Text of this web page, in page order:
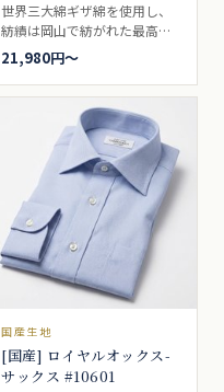
世界三大綿ギザ綿を使用し、
紡績は岡山で紡がれた最高品
質のシャツデニム。明るいブ
ルー。
21,980円〜
国産生地
[国産] ロイヤルオックス-
サックス #10601